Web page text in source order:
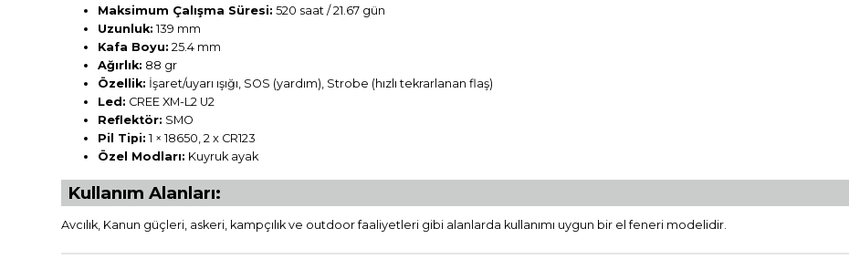
Maksimum Çalışma Süresi: 520 saat / 21.67 gün
Uzunluk: 139 mm
Kafa Boyu: 25.4 mm
Ağırlık: 88 gr
Özellik: İşaret/uyarı ışığı, SOS (yardım), Strobe (hızlı tekrarlanan flaş)
Led: CREE XM-L2 U2
Reflektör: SMO
Pil Tipi: 1 × 18650, 2 x CR123
Özel Modları: Kuyruk ayak
Kullanım Alanları:
Avcılık, Kanun güçleri, askeri, kampçılık ve outdoor faaliyetleri gibi alanlarda kullanımı uygun bir el feneri modelidir.